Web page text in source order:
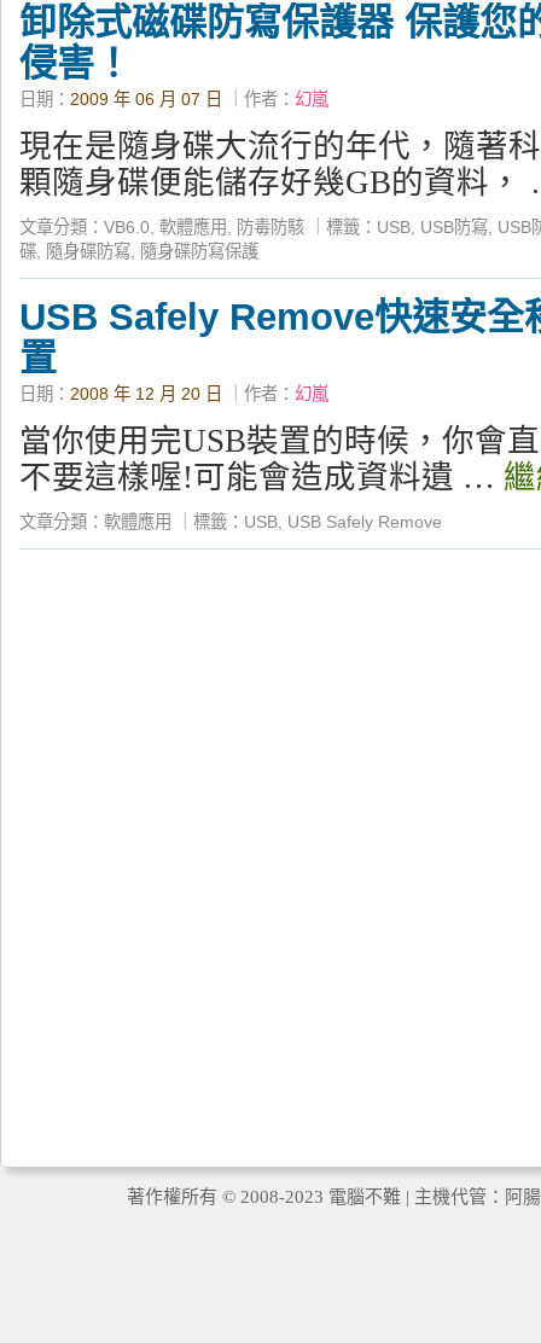
卸除式磁碟防寫保護器 保護您
侵害！
日期： 2009 年 06 月 07 日 ｜作者： 幻嵐
現在是隨身碟大流行的年代，隨著
顆隨身碟便能儲存好幾GB的資料
文章分類： VB6.0 軟體應用 防毒防駭 標籤： USB USB防寫 USB
碟
隨身碟防寫 隨身碟防寫保護
USB Safely Remove快速安全
置
日期： 2008 年 12 月 20 日 ｜作者： 幻嵐
當你使用完USB裝置的時候，你會
不要這樣喔!可能會造成資料遺 …
文章分類： 軟體應用 標籤： USB USB Safely Remove
著作權所有 © 2008-2023 電腦不難 | 主機代管： 阿